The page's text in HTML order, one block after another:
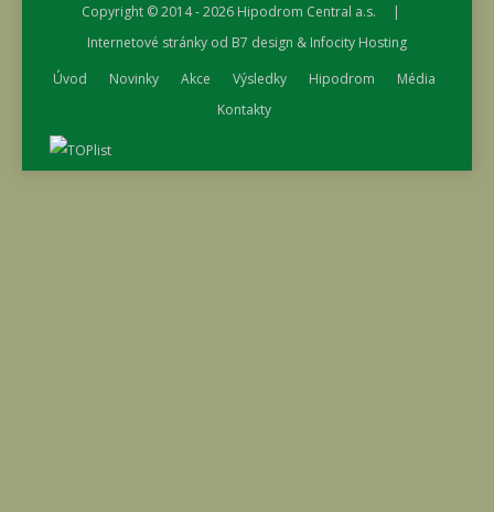
Copyright © 2014 - 2026 Hipodrom Central a.s. |
Internetové stránky od B7 design & Infocity Hosting
Úvod
Novinky Akce Výsledky Hipodrom
Média
Kontakty